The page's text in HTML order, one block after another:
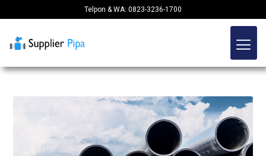
Telpon & WA: 0823-3236-1700